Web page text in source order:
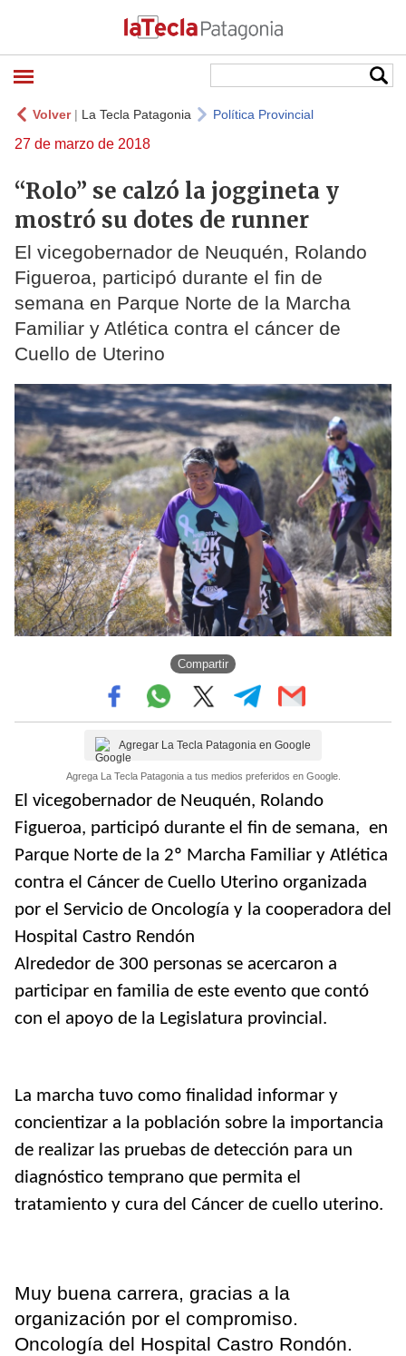
Volver| La Tecla Patagonia Política Provincial
27 de marzo de 2018
“Rolo” se calzó la joggineta y
mostró su dotes de runner
El vicegobernador de Neuquén, Rolando
Figueroa, participó durante el fin de
semana en Parque Norte de la Marcha
Familiar y Atlética contra el cáncer de
Cuello de Uterino
Compartir
Agregar La Tecla Patagonia en Google
Agrega La Tecla Patagonia a tus medios preferidos en Google.
El vicegobernador de Neuquén, Rolando
Figueroa, participó durante el fin de semana, en
Parque Norte de la 2º Marcha Familiar y Atlética
contra el Cáncer de Cuello Uterino organizada
por el Servicio de Oncología y la cooperadora del
Hospital Castro Rendón
Alrededor de 300 personas se acercaron a
participar en familia de este evento que contó
con el apoyo de la Legislatura provincial.
La marcha tuvo como finalidad informar y
concientizar a la población sobre la importancia
de realizar las pruebas de detección para un
diagnóstico temprano que permita el
tratamiento y cura del Cáncer de cuello uterino.
Muy buena carrera, gracias a la
organización por el compromiso.
Oncología del Hospital Castro Rondón.